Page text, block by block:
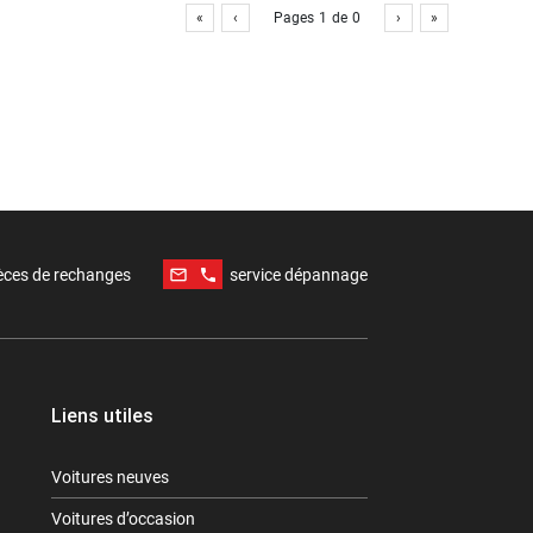
« ‹ Pages 1 de 0 › »
de rechanges mail_outline phone service dépannage
Liens utiles
Voitures neuves
Voitures d’occasion